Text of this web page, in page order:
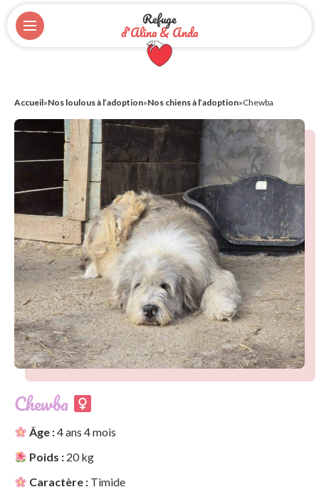
Refuge
d'Alina & Anda
Accueil»Nos loulous à l’adoption»Nos chiens à l’adoption»Chewba
Chewba
Âge :4 ans 4 mois
Poids : 20 kg
Caractère : Timide